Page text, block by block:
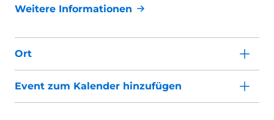
Weitere Informationen
Ort
Event zum Kalender hinzufügen